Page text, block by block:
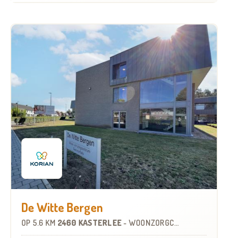
De Witte Bergen
OP 5.6 KM 2460 KASTERLEE - WOONZORGCENTRUM (WZC)